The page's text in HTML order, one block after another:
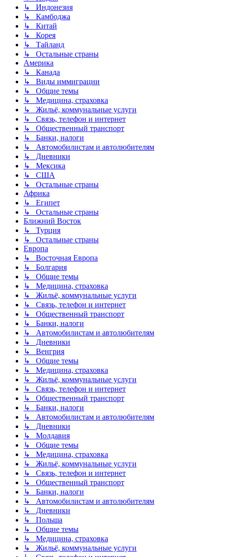
↳ Индонезия
↳ Камбоджа
↳ Китай
↳ Корея
↳ Тайланд
↳ Остальные страны
Америка
↳ Канада
↳ Виды иммиграции
↳ Общие темы
↳ Медицина, страховка
↳ Жильё, коммунальные услуги
↳ Связь, телефон и интернет
↳ Общественный транспорт
↳ Банки, налоги
↳ Автомобилистам и автолюбителям
↳ Дневники
↳ Мексика
↳ США
↳ Остальные страны
Африка
↳ Египет
↳ Остальные страны
Ближний Восток
↳ Турция
↳ Остальные страны
Европа
↳ Восточная Европа
↳ Болгария
↳ Общие темы
↳ Медицина, страховка
↳ Жильё, коммунальные услуги
↳ Связь, телефон и интернет
↳ Общественный транспорт
↳ Банки, налоги
↳ Автомобилистам и автолюбителям
↳ Дневники
↳ Венгрия
↳ Общие темы
↳ Медицина, страховка
↳ Жильё, коммунальные услуги
↳ Связь, телефон и интернет
↳ Общественный транспорт
↳ Банки, налоги
↳ Автомобилистам и автолюбителям
↳ Дневники
↳ Молдавия
↳ Общие темы
↳ Медицина, страховка
↳ Жильё, коммунальные услуги
↳ Связь, телефон и интернет
↳ Общественный транспорт
↳ Банки, налоги
↳ Автомобилистам и автолюбителям
↳ Дневники
↳ Польша
↳ Общие темы
↳ Медицина, страховка
↳ Жильё, коммунальные услуги